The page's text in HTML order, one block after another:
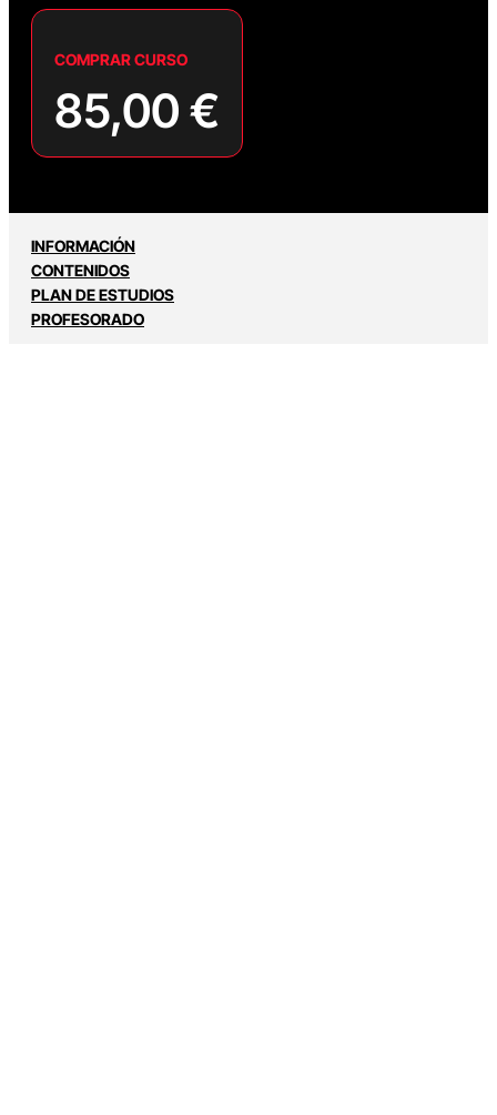
COMPRAR CURSO
85,00€
INFORMACIÓN
CONTENIDOS
PLAN DE ESTUDIOS
PROFESORADO